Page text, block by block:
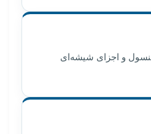
و اجزای شیشه‌ای